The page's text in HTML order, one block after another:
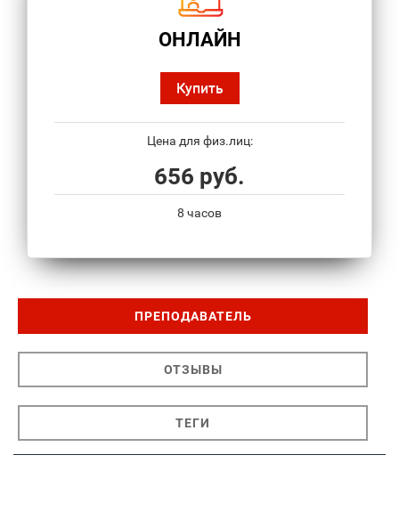
ОНЛАЙН
Купить
Цена для физ.лиц:
656 руб.
8 часов
ПРЕПОДАВАТЕЛЬ
ОТЗЫВЫ
ТЕГИ